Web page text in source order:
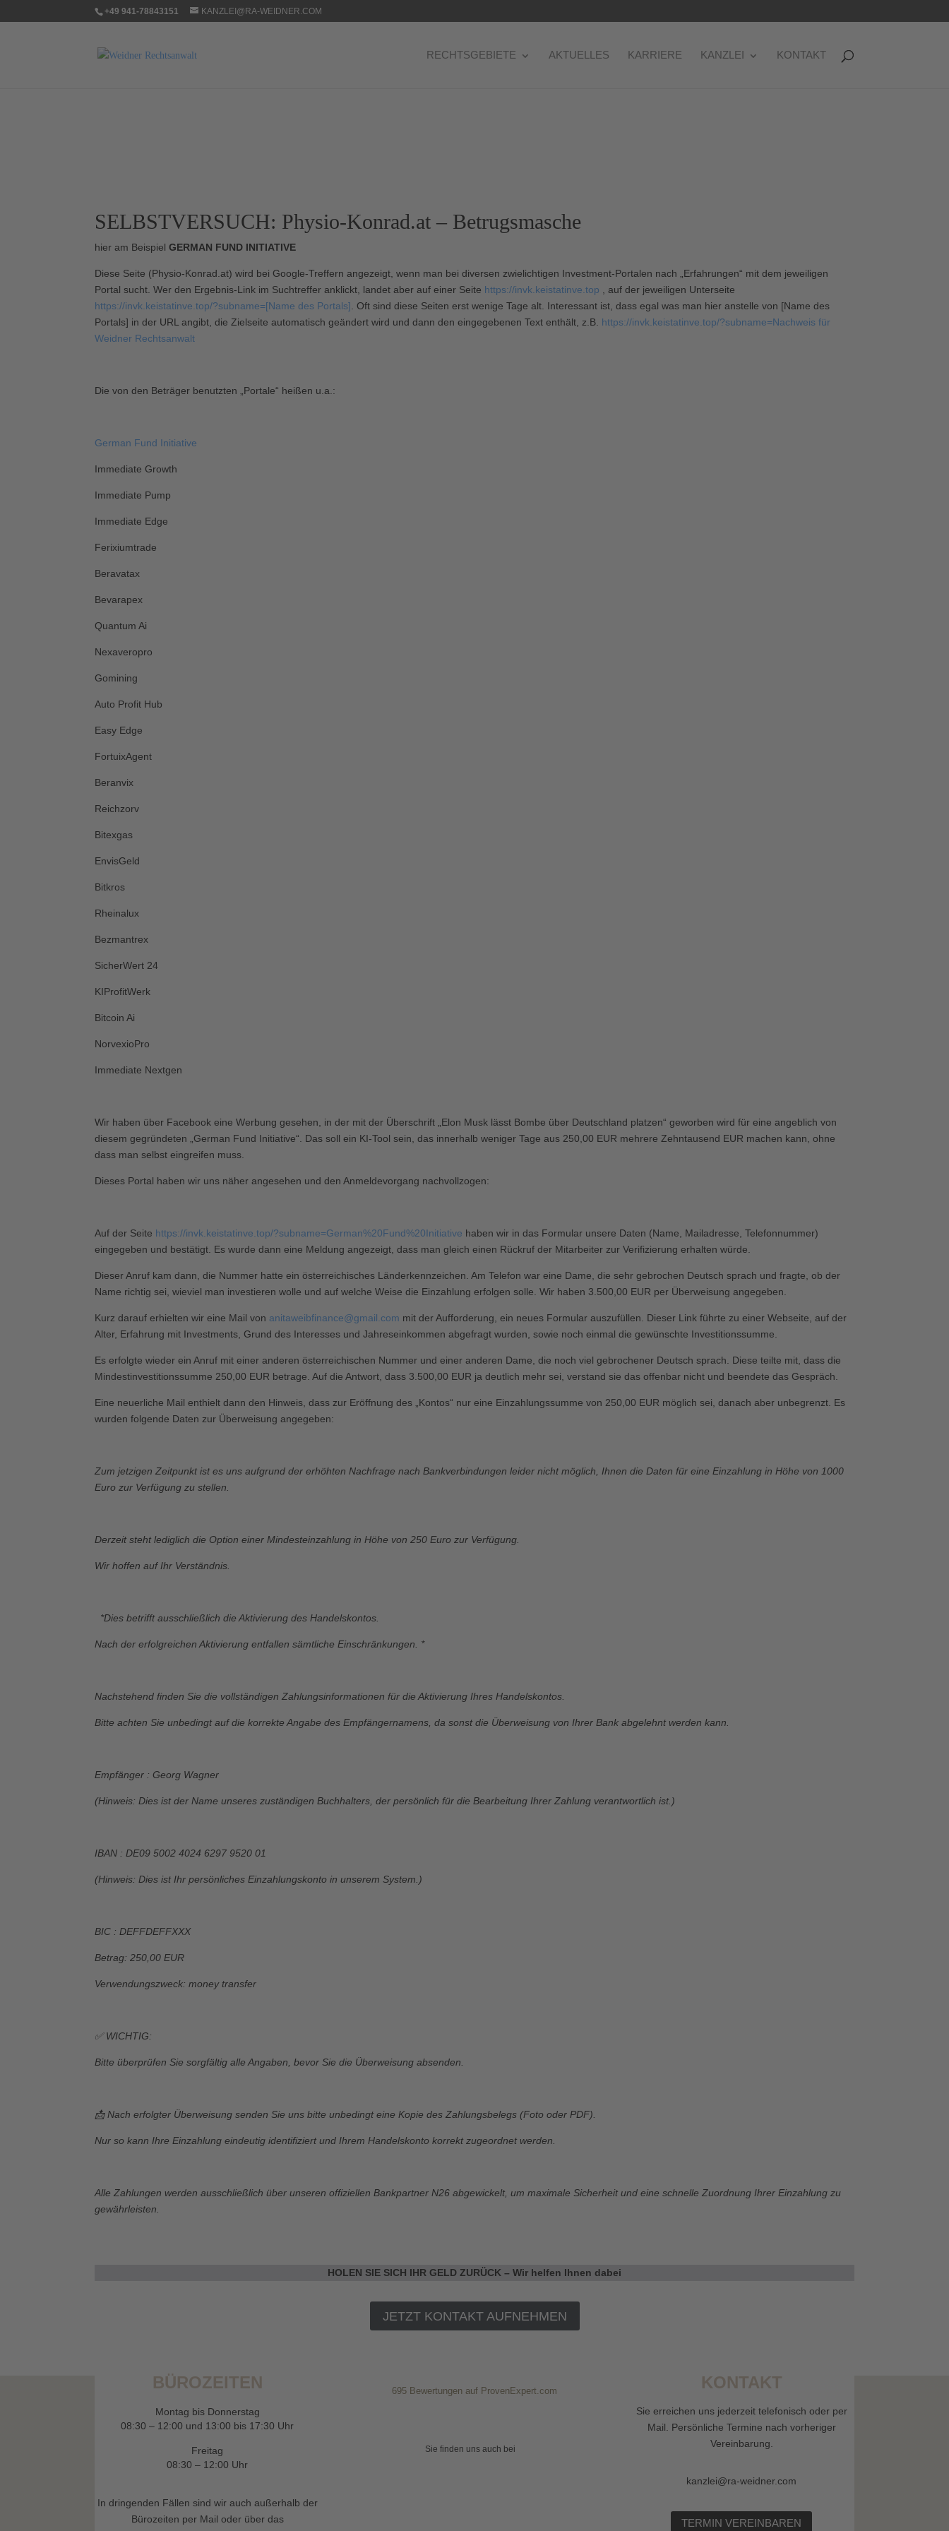
+49 941-78843151 KANZLEI@RA-WEIDNER.COM
RECHTSGEBIETE AKTUELLES KARRIERE KANZLEI KONTAKT
SELBSTVERSUCH: Physio-Konrad.at – Betrugsmasche
hier am BeispielGERMAN FUND INITIATIVE
Diese Seite (Physio-Konrad.at) wird bei Google-Treffern angezeigt, wenn man bei diversen zwielichtigen Investment-Portalen nach „Erfahrungen“ mit dem jeweiligen
Portal sucht. Wer den Ergebnis-Link im Suchtreffer anklickt, landet aber auf einer Seite https://invk.keistatinve.top , auf der jeweiligen Unterseite
https://invk.keistatinve.top/?subname=[Name des Portals] . Oft sind diese Seiten erst wenige Tage alt. Interessant ist, dass egal was man hier anstelle von [Name des
Portals] in der URL angibt, die Zielseite automatisch geändert wird und dann den eingegebenen Text enthält, z.B. https://invk.keistatinve.top/?subname=Nachweis für
Weidner Rechtsanwalt
Die von den Beträger benutzten „Portale“ heißen u.a.:
German Fund Initiative
Immediate Growth
Immediate Pump
Immediate Edge
Ferixiumtrade
Beravatax
Bevarapex
Quantum Ai
Nexaveropro
Gomining
Auto Profit Hub
Easy Edge
FortuixAgent
Beranvix
Reichzorv
Bitexgas
EnvisGeld
Bitkros
Rheinalux
Bezmantrex
SicherWert 24
KIProfitWerk
Bitcoin Ai
NorvexioPro
Immediate Nextgen
Wir haben über Facebook eine Werbung gesehen, in der mit der Überschrift „Elon Musk lässt Bombe über Deutschland platzen“ geworben wird für eine angeblich von
diesem gegründeten „German Fund Initiative“. Das soll ein KI-Tool sein, das innerhalb weniger Tage aus 250,00 EUR mehrere Zehntausend EUR machen kann, ohne
dass man selbst eingreifen muss.
Dieses Portal haben wir uns näher angesehen und den Anmeldevorgang nachvollzogen:
Auf der Seite https://invk.keistatinve.top/?subname=German%20Fund%20Initiative haben wir in das Formular unsere Daten (Name, Mailadresse, Telefonnummer)
eingegeben und bestätigt. Es wurde dann eine Meldung angezeigt, dass man gleich einen Rückruf der Mitarbeiter zur Verifizierung erhalten würde.
Dieser Anruf kam dann, die Nummer hatte ein österreichisches Länderkennzeichen. Am Telefon war eine Dame, die sehr gebrochen Deutsch sprach und fragte, ob der
Name richtig sei, wieviel man investieren wolle und auf welche Weise die Einzahlung erfolgen solle. Wir haben 3.500,00 EUR per Überweisung angegeben.
Kurz darauf erhielten wir eine Mail von anitaweibfinance@gmail.com mit der Aufforderung, ein neues Formular auszufüllen. Dieser Link führte zu einer Webseite, auf der
Alter, Erfahrung mit Investments, Grund des Interesses und Jahreseinkommen abgefragt wurden, sowie noch einmal die gewünschte Investitionssumme.
Es erfolgte wieder ein Anruf mit einer anderen österreichischen Nummer und einer anderen Dame, die noch viel gebrochener Deutsch sprach. Diese teilte mit, dass die
Mindestinvestitionssumme 250,00 EUR betrage. Auf die Antwort, dass 3.500,00 EUR ja deutlich mehr sei, verstand sie das offenbar nicht und beendete das Gespräch.
Eine neuerliche Mail enthielt dann den Hinweis, dass zur Eröffnung des „Kontos“ nur eine Einzahlungssumme von 250,00 EUR möglich sei, danach aber unbegrenzt. Es
wurden folgende Daten zur Überweisung angegeben:
Zum jetzigen Zeitpunkt ist es uns aufgrund der erhöhten Nachfrage nach Bankverbindungen leider nicht möglich, Ihnen die Daten für eine Einzahlung in Höhe von 1000
Euro zur Verfügung zu stellen.
Derzeit steht lediglich die Option einer Mindesteinzahlung in Höhe von 250 Euro zur Verfügung.
Wir hoffen auf Ihr Verständnis.
*Dies betrifft ausschließlich die Aktivierung des Handelskontos.
Nach der erfolgreichen Aktivierung entfallen sämtliche Einschränkungen. *
Nachstehend finden Sie die vollständigen Zahlungsinformationen für die Aktivierung Ihres Handelskontos.
Bitte achten Sie unbedingt auf die korrekte Angabe des Empfängernamens, da sonst die Überweisung von Ihrer Bank abgelehnt werden kann.
Empfänger : Georg Wagner
(Hinweis: Dies ist der Name unseres zuständigen Buchhalters, der persönlich für die Bearbeitung Ihrer Zahlung verantwortlich ist.)
IBAN : DE09 5002 4024 6297 9520 01
(Hinweis: Dies ist Ihr persönliches Einzahlungskonto in unserem System.)
BIC : DEFFDEFFXXX
Betrag: 250,00 EUR
Verwendungszweck: money transfer
✅WICHTIG:
Bitte überprüfen Sie sorgfältig alle Angaben, bevor Sie die Überweisung absenden.
📩Nach erfolgter Überweisung senden Sie uns bitte unbedingt eine Kopie des Zahlungsbelegs (Foto oder PDF).
Nur so kann Ihre Einzahlung eindeutig identifiziert und Ihrem Handelskonto korrekt zugeordnet werden.
Alle Zahlungen werden ausschließlich über unseren offiziellen Bankpartner N26 abgewickelt, um maximale Sicherheit und eine schnelle Zuordnung Ihrer Einzahlung zu
gewährleisten.
HOLEN SIE SICH IHR GELD ZURÜCK – Wir helfen Ihnen dabei
JETZT KONTAKT AUFNEHMEN
BÜROZEITEN
Montag bis Donnerstag
08:30 – 12:00 und 13:00 bis 17:30 Uhr
Freitag
08:30 – 12:00 Uhr
In dringenden Fällen sind wir auch außerhalb der
Bürozeiten per Mail oder über das
695Bewertungen auf ProvenExpert.com
Sie finden uns auch bei
KONTAKT
Sie erreichen uns jederzeit telefonisch oder per
Mail. Persönliche Termine nach vorheriger
Vereinbarung.
kanzlei@ra-weidner.com
TERMIN VEREINBAREN